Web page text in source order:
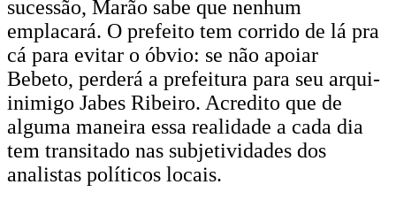
sucessão, Marão sabe que nenhum
emplacará. O prefeito tem corrido de lá pra
cá para evitar o óbvio: se não apoiar
Bebeto, perderá a prefeitura para seu arqui-
inimigo Jabes Ribeiro. Acredito que de
alguma maneira essa realidade a cada dia
tem transitado nas subjetividades dos
analistas políticos locais.